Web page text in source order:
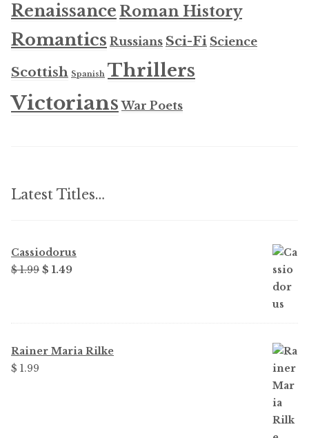
RenaissanceRoman History
Romantics Russians Sci-Fi Science
Scottish Spanish Thrillers
Victorians War Poets
Latest Titles…
Cassiodorus
$1.99 Original
$ 1.99.
$ 1.49Current
$ 1.49.
Rainer Maria Rilke
$ 1.99